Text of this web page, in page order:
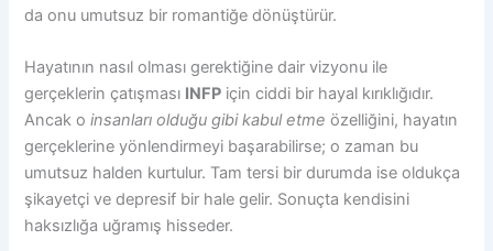
da onu umutsuz bir romantiğe dönüştürür.
Hayatının nasıl olması gerektiğine dair vizyonu ile
gerçeklerin çatışması INFP için ciddi bir hayal kırıklığıdır.
Ancak oinsanları olduğu gibi kabul etme özelliğini, hayatın
gerçeklerine yönlendirmeyi başarabilirse; o zaman bu
umutsuz halden kurtulur. Tam tersi bir durumda ise oldukça
şikayetçi ve depresif bir hale gelir. Sonuçta kendisini
haksızlığa uğramış hisseder.